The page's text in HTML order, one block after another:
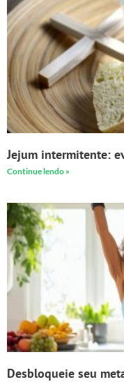
Jejum intermitente:
Continue lendo »
Desbloqueie seu